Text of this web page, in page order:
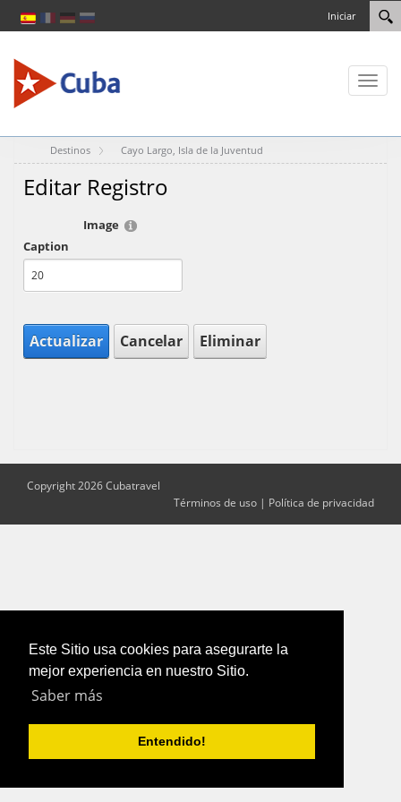
Este Sitio usa cookies para asegurarte la
mejor experiencia en nuestro Sitio.
Saber más
Entendido!
Iniciar
Toggle
Destinos Cayo Largo, Isla de la Juventud
Editar Registro
Image
Caption
Actualizar Cancelar Eliminar
Copyright 2026 Cubatravel
Términos de uso | Política de privacidad